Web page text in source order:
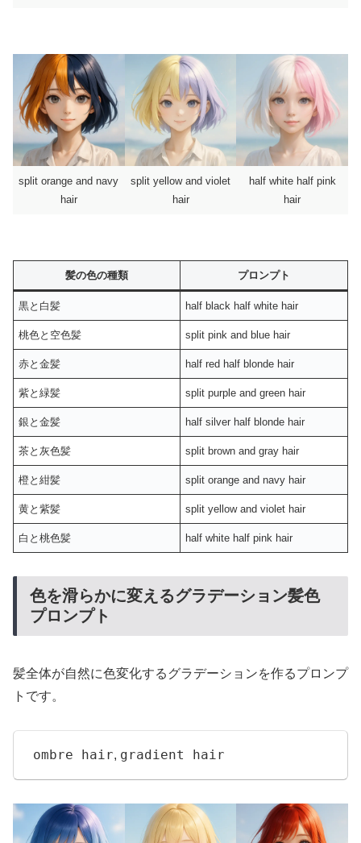
split orange and navy
hair
split yellow and violet
hair
half white half pink
hair
髪の色の種類 プロンプト
黒と白髪 half black half white hair
桃色と空色髪 split pink and blue hair
赤と金髪 half red half blonde hair
紫と緑髪 split purple and green hair
銀と金髪 half silver half blonde hair
茶と灰色髪 split brown and gray hair
橙と紺髪 split orange and navy hair
黄と紫髪 split yellow and violet hair
白と桃色髪 half white half pink hair
色を滑らかに変えるグラデーション髪色
プロンプト
髪全体が自然に色変化するグラデーションを作るプロンプ
トです。
ombre hair, gradient hair